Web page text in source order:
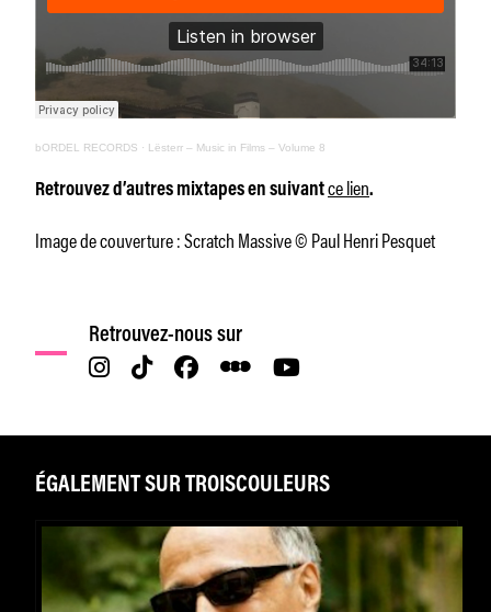
bORDEL RECORDS · Lësterr – Music in Films – Volume 8
Retrouvez d’autres mixtapes en suivantce lien.
Image de couverture : Scratch Massive © Paul Henri Pesquet
Retrouvez-nous sur
ÉGALEMENT SUR TROISCOULEURS